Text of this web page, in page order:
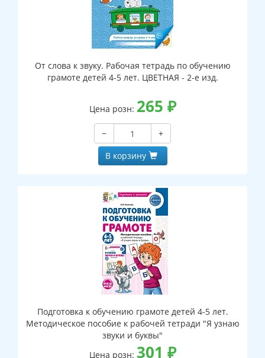
От слова к звуку. Рабочая тетрадь по обучению
грамоте детей 4-5 лет. ЦВЕТНАЯ - 2-е изд.
Цена розн: 265 ₽
−
+
В корзину
Подготовка к обучению грамоте детей 4-5 лет.
Методическое пособие к рабочей тетради "Я узнаю
звуки и буквы"
Цена розн: 301 ₽